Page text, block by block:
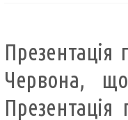
Презентація
Червона,